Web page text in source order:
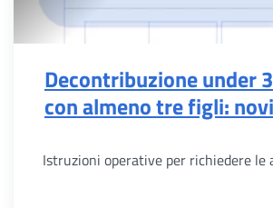
Decontribuzione under
con almeno tre figli:
Istruzioni operative per richiedere le